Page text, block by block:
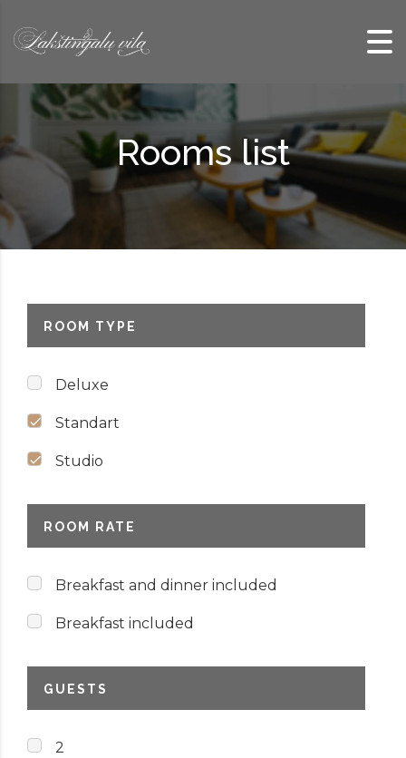
Rooms list
ROOM TYPE
Deluxe
Standart
Studio
ROOM RATE
Breakfast and dinner included
Breakfast included
GUESTS
2